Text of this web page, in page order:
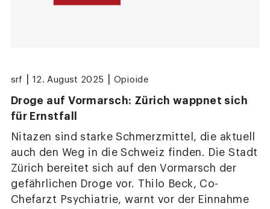
srf 12. August 2025 Opioide
Droge auf Vormarsch: Zürich wappnet sich
für Ernstfall
Nitazen sind starke Schmerzmittel, die aktuell
auch den Weg in die Schweiz finden. Die Stadt
Zürich bereitet sich auf den Vormarsch der
gefährlichen Droge vor. Thilo Beck, Co-
Chefarzt Psychiatrie, warnt vor der Einnahme